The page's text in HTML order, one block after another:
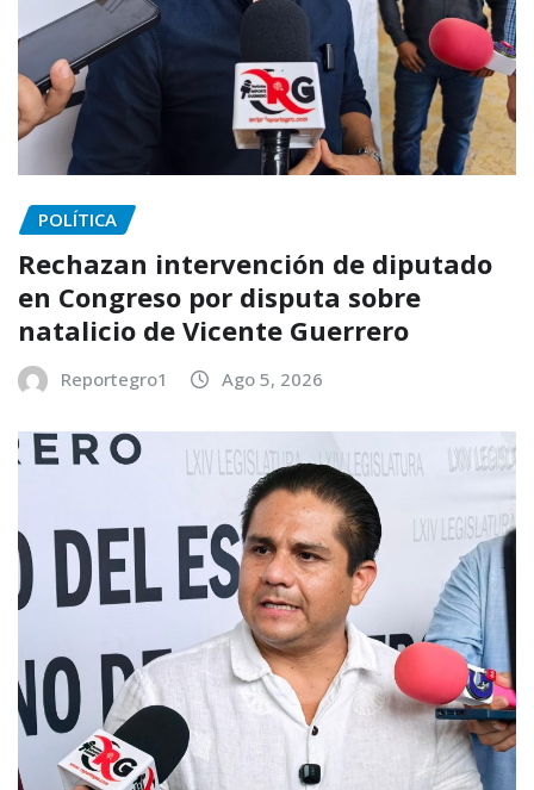
POLÍTICA
Rechazan intervención de diputado
en Congreso por disputa sobre
natalicio de Vicente Guerrero
Reportegro1 Ago 5, 2026